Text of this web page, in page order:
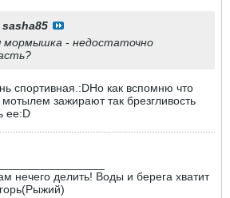
sasha85
мормышка - недостаточно
спортивная.:DНо как вспомню что
зажирают так брезгливость
ее:D
нечего делить! Воды и берега хватит